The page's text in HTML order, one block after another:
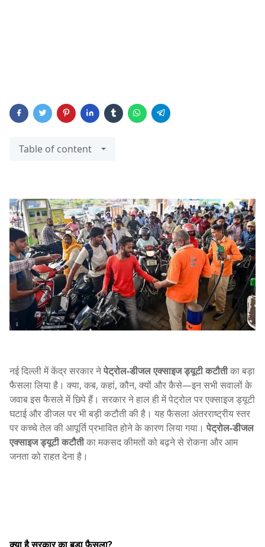
Table of content
नई दिल्ली में केंद्र सरकार नेपेट्रोल-डीजल एक्साइज ड्यूटी कटौतीका बड़ा
फैसला लिया है। क्या, कब, कहां, कौन, क्यों और कैसे—इन सभी सवालों के
जवाब इस फैसले में छिपे हैं। सरकार ने हाल ही में पेट्रोल पर एक्साइज ड्यूटी
घटाई और डीजल पर भी बड़ी कटौती की है। यह फैसला अंतरराष्ट्रीय स्तर
पर कच्चे तेल की आपूर्ति प्रभावित होने के कारण लिया गया।पेट्रोल-डीजल
एक्साइज ड्यूटी कटौतीका मकसद कीमतों को बढ़ने से रोकना और आम
जनता को राहत देना है।